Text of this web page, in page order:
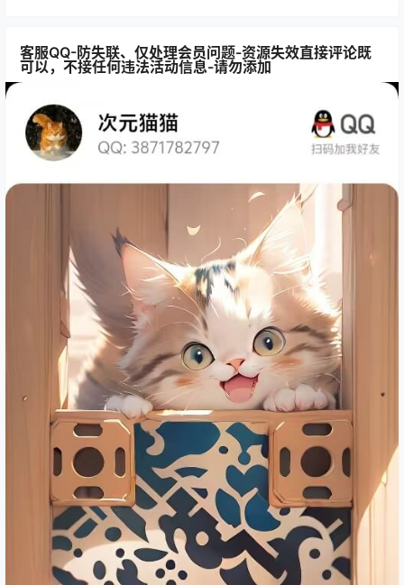
客服QQ-防失联、仅处理会员问题-资源失效直接评论既
可以，不接任何违法活动信息-请勿添加